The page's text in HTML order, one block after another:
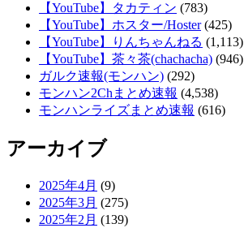
【YouTube】タカティン (783)
【YouTube】ホスター/Hoster(425)
【YouTube】りんちゃんねる (1,113)
【YouTube】茶々茶(chachacha) (946)
ガルク速報(モンハン) (292)
モンハン2Chまとめ速報 (4,538)
モンハンライズまとめ速報 (616)
アーカイブ
2025年4月 (9)
2025年3月 (275)
2025年2月 (139)